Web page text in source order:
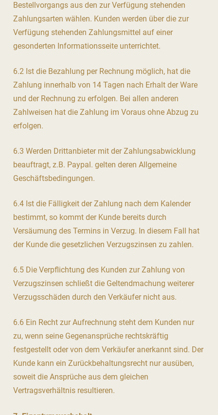
Bestellvorgangs aus den zur Verfügung stehenden
Zahlungsarten wählen. Kunden werden über die zur
Verfügung stehenden Zahlungsmittel auf einer
gesonderten Informationsseite unterrichtet.
6.2 Ist die Bezahlung per Rechnung möglich, hat die
Zahlung innerhalb von 14 Tagen nach Erhalt der Ware
und der Rechnung zu erfolgen. Bei allen anderen
Zahlweisen hat die Zahlung im Voraus ohne Abzug zu
erfolgen.
6.3 Werden Drittanbieter mit der Zahlungsabwicklung
beauftragt, z.B. Paypal. gelten deren Allgemeine
Geschäftsbedingungen.
6.4 Ist die Fälligkeit der Zahlung nach dem Kalender
bestimmt, so kommt der Kunde bereits durch
Versäumung des Termins in Verzug. In diesem Fall hat
der Kunde die gesetzlichen Verzugszinsen zu zahlen.
6.5 Die Verpflichtung des Kunden zur Zahlung von
Verzugszinsen schließt die Geltendmachung weiterer
Verzugsschäden durch den Verkäufer nicht aus.
6.6 Ein Recht zur Aufrechnung steht dem Kunden nur
zu, wenn seine Gegenansprüche rechtskräftig
festgestellt oder von dem Verkäufer anerkannt sind. Der
Kunde kann ein Zurückbehaltungsrecht nur ausüben,
soweit die Ansprüche aus dem gleichen
Vertragsverhältnis resultieren.